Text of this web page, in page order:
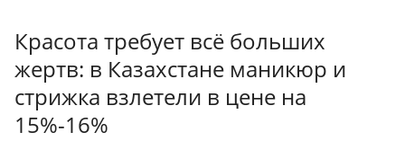
Красота требует всё больших
жертв: в Казахстане маникюр и
стрижка взлетели в цене на
15%-16%